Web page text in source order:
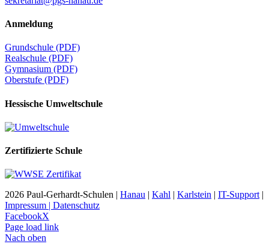
Anmeldung
Grundschule (PDF)
Realschule (PDF)
Gymnasium (PDF)
Oberstufe (PDF)
Hessische Umweltschule
Zertifizierte Schule
2026 Paul-Gerhardt-Schulen | Hanau | Kahl | Karlstein | IT-Support |
Impressum | Datenschutz
FacebookX
Page load link
Nach oben